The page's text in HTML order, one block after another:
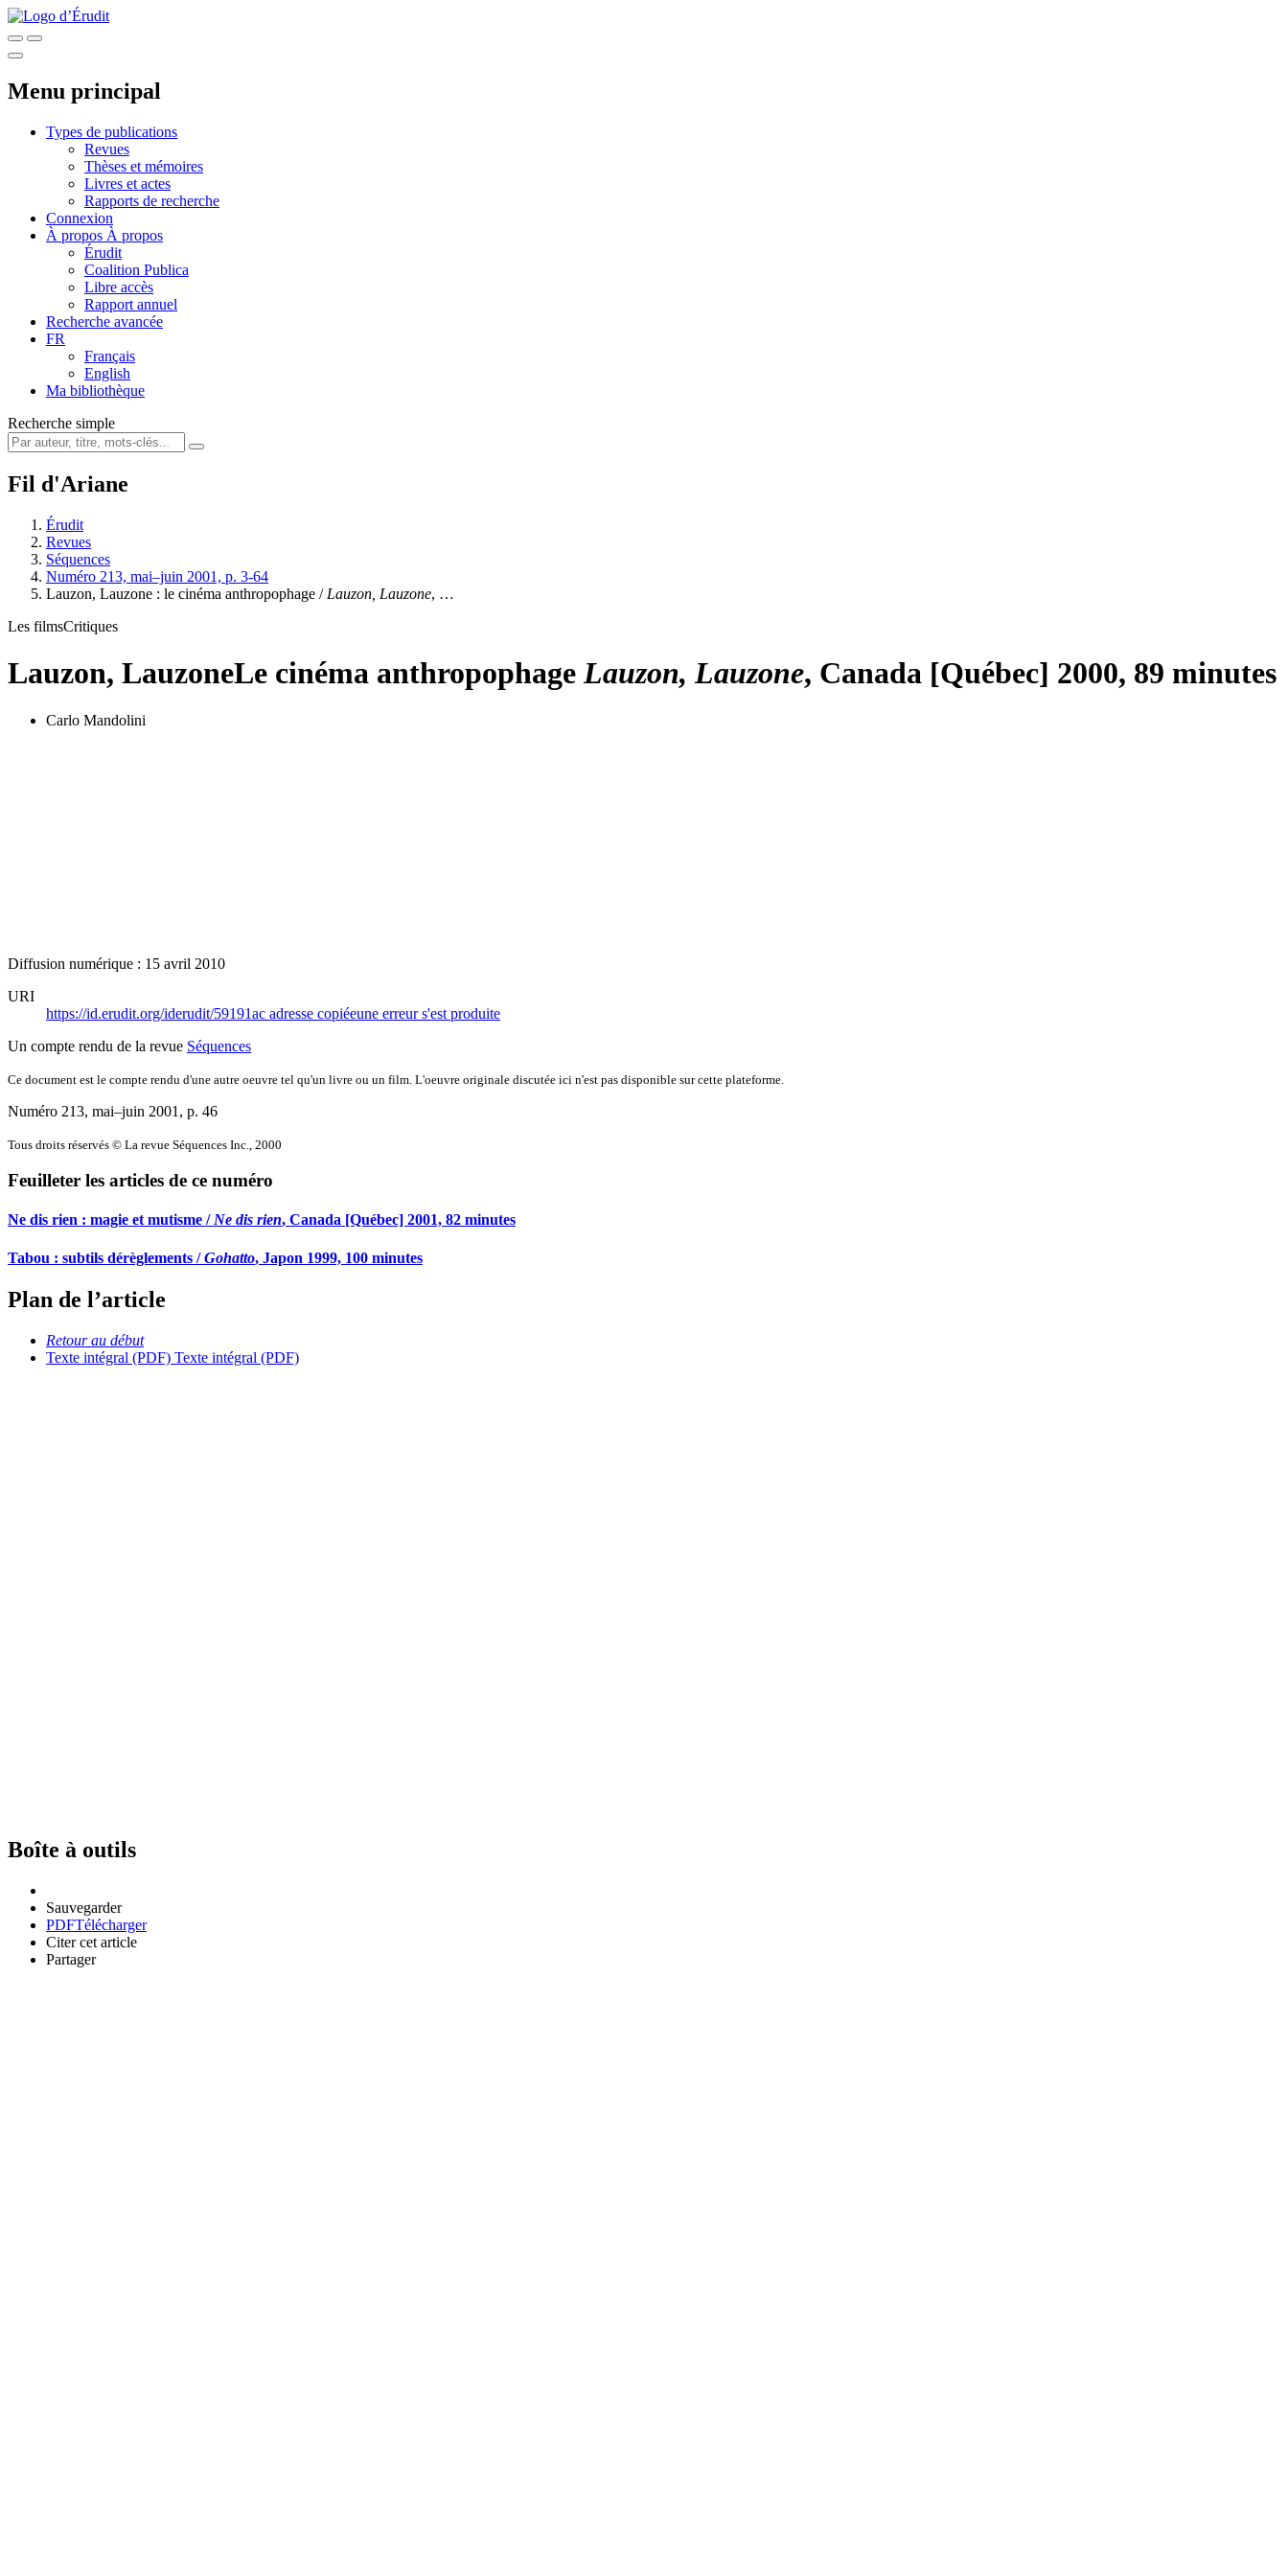
Menu principal
Types de publications
Revues
Thèses et mémoires
Livres et actes
Rapports de recherche
Connexion
À propos À propos
Érudit
Coalition Publica
Libre accès
Rapport annuel
Recherche avancée
FR
Français
English
Ma bibliothèque
Recherche simple
Fil d'Ariane
Érudit
Revues
Séquences
Numéro 213, mai–juin 2001, p. 3-64
Lauzon, Lauzone : le cinéma anthropophage / Lauzon, Lauzone, …
Les filmsCritiques
Lauzon, LauzoneLe cinéma anthropophage Lauzon, Lauzone, Canada [Québec] 2000, 89 minutes
Carlo Mandolini
Diffusion numérique : 15 avril 2010
URI
https://id.erudit.org/iderudit/59191ac adresse copiéeune erreur s'est produite
Un compte rendu de la revue Séquences
Ce document est le compte rendu d'une autre oeuvre tel qu'un livre ou un film. L'oeuvre originale discutée ici n'est pas disponible sur cette plateforme.
Numéro 213, mai–juin 2001 , p. 46
Tous droits réservés © La revue Séquences Inc., 2000
Feuilleter les articles de ce numéro
Ne dis rien : magie et mutisme /Ne dis rien, Canada [Québec] 2001, 82 minutes
Tabou : subtils dérèglements /Gohatto, Japon 1999, 100 minutes
Plan de l’article
Retour au début
Texte intégral (PDF) Texte intégral (PDF)
Boîte à outils
Sauvegarder
PDFTélécharger
Citer cet article
Partager